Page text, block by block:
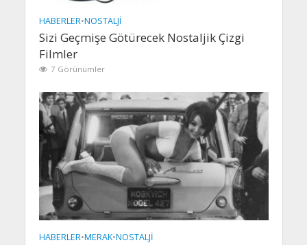
HABERLER•NOSTALJI
Sizi Geçmişe Götürecek Nostaljik Çizgi
Filmler
7 Görünümler
HABERLER•MERAK•NOSTALJI